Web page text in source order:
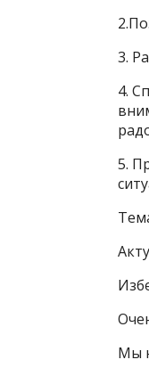
3.
4.
5.
Мы